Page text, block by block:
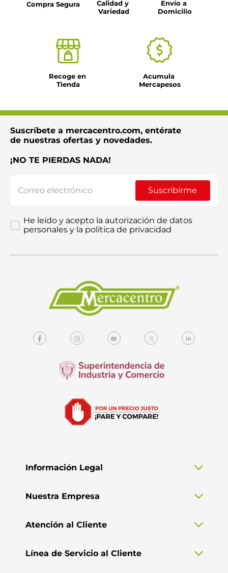
Compra Segura
Calidad y
Variedad
Envío a
Domicilio
Recoge en
Tienda
Acumula
Mercapesos
Suscríbete a mercacentro.com, entérate
de nuestras ofertas y novedades.
¡NO TE PIERDAS NADA!
Suscribirme
He leído y acepto la autorización de datos
personales y la política de privacidad
Información Legal
Nuestra Empresa
Atención al Cliente
Línea de Servicio al Cliente